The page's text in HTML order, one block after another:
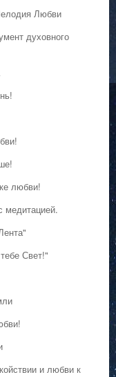
Любви
духовного
любви!
медитацией.
Свет!"
и любви к